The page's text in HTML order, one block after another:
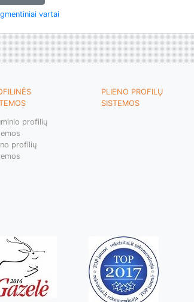
vartai
profilių
profilių
PLIENO PROFILŲ
SISTEMOS